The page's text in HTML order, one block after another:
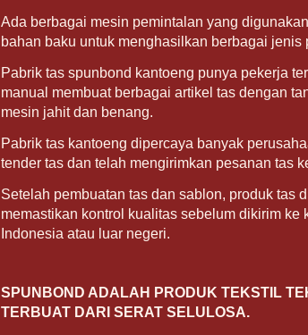
Ada berbagai mesin pemintalan yang
bahan baku untuk menghasilkan berbagai jenis
Pabrik tas spunbond kantoeng punya pekerja
manual membuat berbagai artikel tas dengan
mesin jahit dan benang.
Pabrik tas kantoeng dipercaya banyak
tender tas dan telah mengirimkan pesanan tas
Setelah pembuatan tas dan sablon, produk tas
memastikan kontrol kualitas sebelum dikirim ke
Indonesia atau luar negeri.
SPUNBOND ADALAH PRODUK TEKSTIL
TERBUAT DARI SERAT SELULOSA.